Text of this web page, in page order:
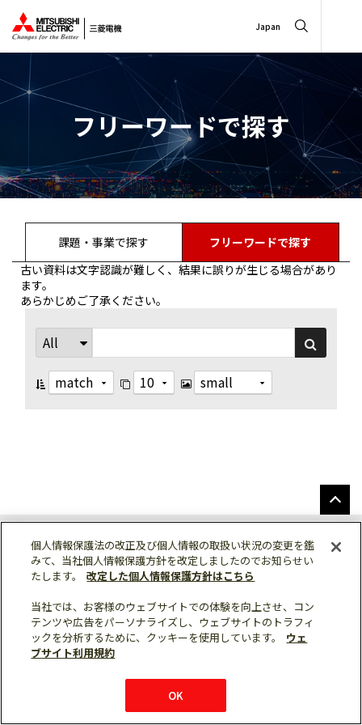
Japan
フリーワードで探す
課題・事業で探す
フリーワードで探す
古い資料は文字認識が難しく、結果に誤りが生じる場合があり
ます。
あらかじめご了承ください。
ソーシャルメディア公式アカウント一覧
個人情報保護
利用規約
© Mitsubishi Electric Corporation
個人情報保護法の改正及び個人情報の取扱い状況の変更を鑑
みて、当社個人情報保護方針を改定しましたのでお知らせい
たします。
改定した個人情報保護方針はこちら
当社では、お客様のウェブサイトでの体験を向上させ、コン
テンツや広告をパーソナライズし、ウェブサイトのトラフィ
ックを分析するために、クッキーを使用しています。
ウェ
ブサイト利用規約
OK